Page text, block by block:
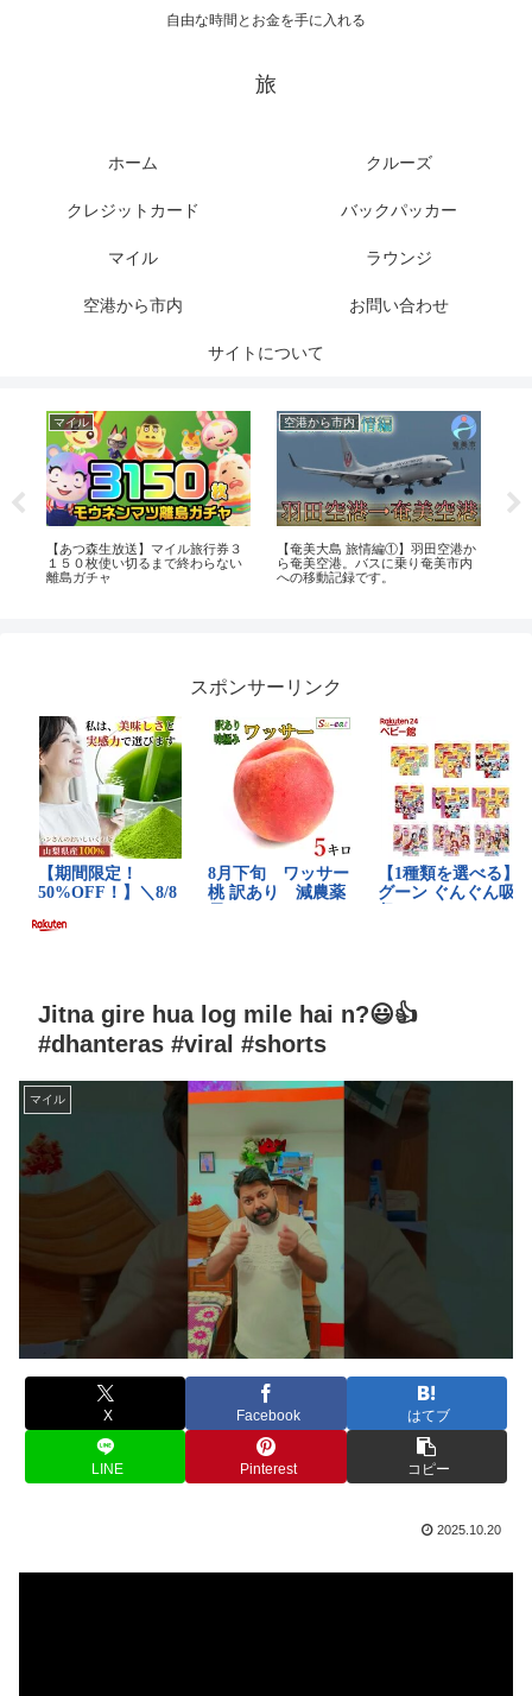
自由な時間とお金を手に入れる
旅
ホーム クルーズ
クレジットカード バックパッカー
マイル ラウンジ
空港から市内 お問い合わせ
サイトについて
マイル
【あつ森生放送】マイル旅行券３
１５０枚使い切るまで終わらない
離島ガチャ
空港から市内
【奄美大島 旅情編①】羽田空港か
ら奄美空港。バスに乗り奄美市内
への移動記録です。
スポンサーリンク
Jitna gire hua log mile hai n?😃👍
#dhanteras #viral #shorts
マイル
X Facebook はてブ
LINE Pinterest コピー
2025.10.20